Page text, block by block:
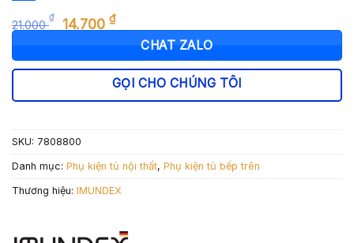
21.000
₫
Giá
gốc
là:
21.000 ₫.
14.700₫Giá
hiện
tại
là:
14.700 ₫.
CHAT ZALO
GỌI CHO CHÚNG TÔI
SKU: 7808800
Danh mục: Phụ kiện tủ nội thất, Phụ kiện tủ bếp trên
Thương hiệu: IMUNDEX